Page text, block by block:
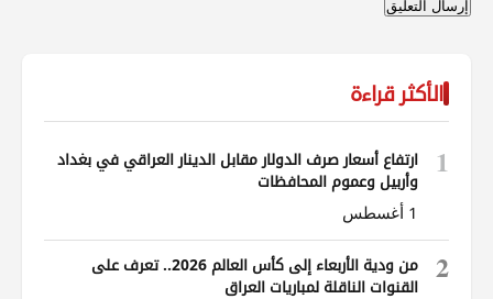
الأكثر قراءة
1
ارتفاع أسعار صرف الدولار مقابل الدينار العراقي في بغداد
وأربيل وعموم المحافظات
1 أغسطس
2
من ودية الأربعاء إلى كأس العالم 2026.. تعرف على
القنوات الناقلة لمباريات العراق